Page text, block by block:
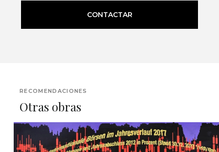
CONTACTAR
RECOMENDACIONES
Otras obras